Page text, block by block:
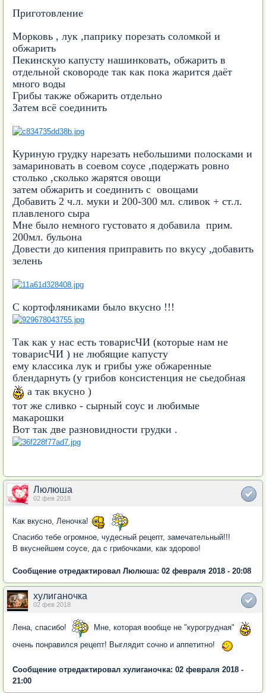
Приготовление
Морковь , лук ,паприку порезать соломкой и
обжарить
Пекинскую капусту нашинковать, обжарить в
отдельной сковороде так как пока жарится даёт
много воды
Грибы также обжарить отдельно
Затем всё соединить
Куриную грудку нарезать небольшими полосками и
замариновать в соевом соусе ,подержать ровно
столько ,сколько жарятся овощи
затем обжарить и соединить с овощами
Добавить 2 ч.л. муки и 200-300 мл. сливок + ст.л.
плавленого сыра
Мне было немного густовато я добавила прим.
200мл. бульона
Довести до кипения приправить по вкусу ,добавить
зелень
С кортофляниками было вкусно !!!
Так как у нас есть товарисЧИ (которые нам не
товарисЧИ ) не любящие капусту
ему классика лук и грибы уже обжаренные
блендарнуть (у грибов консистенция не сьедобная
а так вкусно )
тот же сливко - сырный соус и любимые
макарошки
Вот так две разновидности грудки .
Люлюша
02 фев 2018
Как вкусно, Леночка!
Спасибо тебе огромное, чудесный рецепт, замечательный!!!
В вкуснейшем соусе, да с грибочками, как здорово!
Сообщение отредактировал Люлюша: 02 февраля 2018 - 20:08
хулиганочка
02 фев 2018
Лена, спасибо!
Мне, которая вообще не "курогрудная"
очень понравился рецепт! Выглядит сочно и аппетитно!
Сообщение отредактировал хулиганочка: 02 февраля 2018 -
21:00